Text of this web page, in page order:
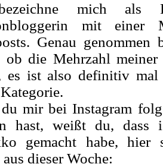
mich als
mit einer
Genau
ob die Mehrzahl
es ist also definitiv
mir bei Instagram
hast, weißt du,
gemacht habe, hier
dieser Woche: